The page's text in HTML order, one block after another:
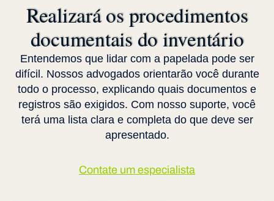
Realizará os procedimentos
documentais do inventário
Entendemos que lidar com a papelada pode ser
difícil. Nossos advogados orientarão você durante
todo o processo, explicando quais documentos e
registros são exigidos. Com nosso suporte, você
terá uma lista clara e completa do que deve ser
apresentado.
Contate um especialista